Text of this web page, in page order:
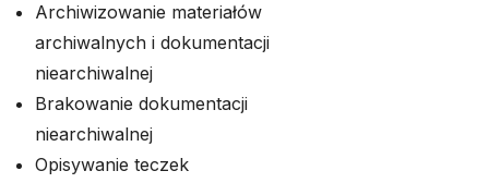
Archiwizowanie materiałów
archiwalnych i dokumentacji
niearchiwalnej
Brakowanie dokumentacji
niearchiwalnej
Opisywanie teczek